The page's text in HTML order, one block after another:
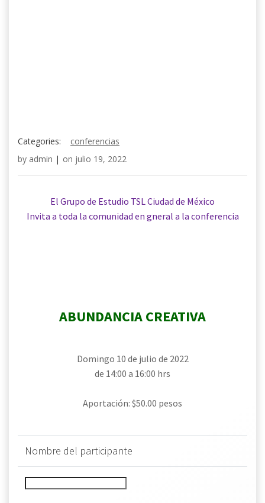
Categories:
conferencias
by admin | on julio 19, 2022
El Grupo de Estudio TSL Ciudad de México
Invita a toda la comunidad en gneral a la conferencia
ABUNDANCIA CREATIVA
Domingo 10 de julio de 2022
de 14:00 a 16:00 hrs
Aportación: $50.00 pesos
Nombre del participante